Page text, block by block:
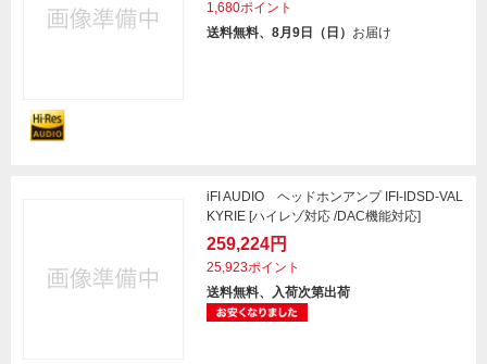
1,680ポイント
送料無料、8月9日（日） お届け
iFI AUDIO ヘッドホンアンプ IFI-IDSD-VAL
KYRIE [ハイレゾ対応 /DAC機能対応]
259,224円
25,923ポイント
送料無料、入荷次第出荷